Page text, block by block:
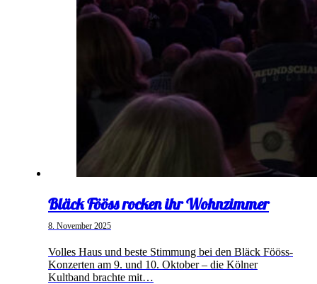
Bläck Fööss rocken ihr Wohnzimmer
8. November 2025
Volles Haus und beste Stimmung bei den Bläck Fööss-
Konzerten am 9. und 10. Oktober – die Kölner
Kultband brachte mit…